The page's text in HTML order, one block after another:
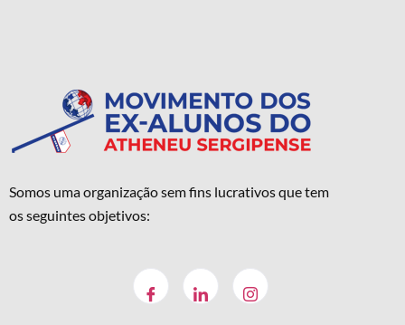
Somos uma organização sem fins lucrativos que tem
os seguintes objetivos: